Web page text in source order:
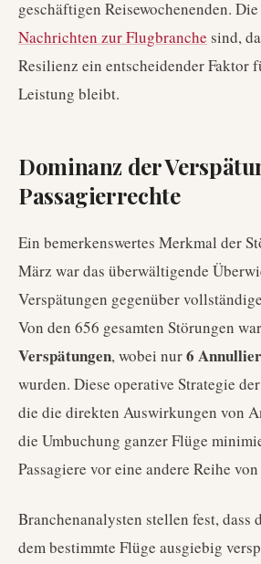
geschäftigen Reisewochenenden.
Nachrichten zur Flugbranche sind,
Resilienz ein entscheidender Faktor
Leistung bleibt.
Dominanz der
Passagierrechte
Ein bemerkenswertes Merkmal der
März war das überwältigende
Verspätungen gegenüber
Von den 656 gesamten Störungen
Verspätungen, wobei nur6
wurden. Diese operative Strategie
die die direkten Auswirkungen von
die Umbuchung ganzer Flüge
Passagiere vor eine andere Reihe
Branchenanalysten stellen fest, dass
dem bestimmte Flüge ausgiebig